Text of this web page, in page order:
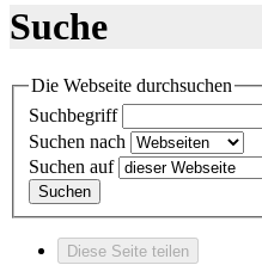
Suche
Die Webseite durchsuchen
Suchbegriff
Suchen nach
Suchen auf
Suchen
Diese Seite teilen